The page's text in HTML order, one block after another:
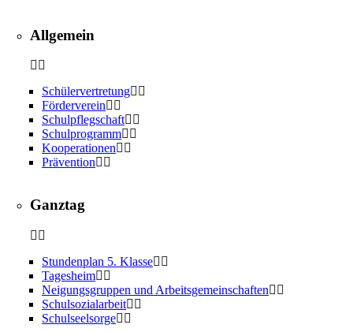
Allgemein
Schülervertretung
Förderverein
Schulpflegschaft
Schulprogramm
Kooperationen
Prävention
Ganztag
Stundenplan 5. Klasse
Tagesheim
Neigungsgruppen und Arbeitsgemeinschaften
Schulsozialarbeit
Schulseelsorge